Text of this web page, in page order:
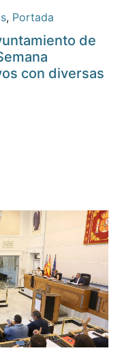
, Portada
de
con diversas